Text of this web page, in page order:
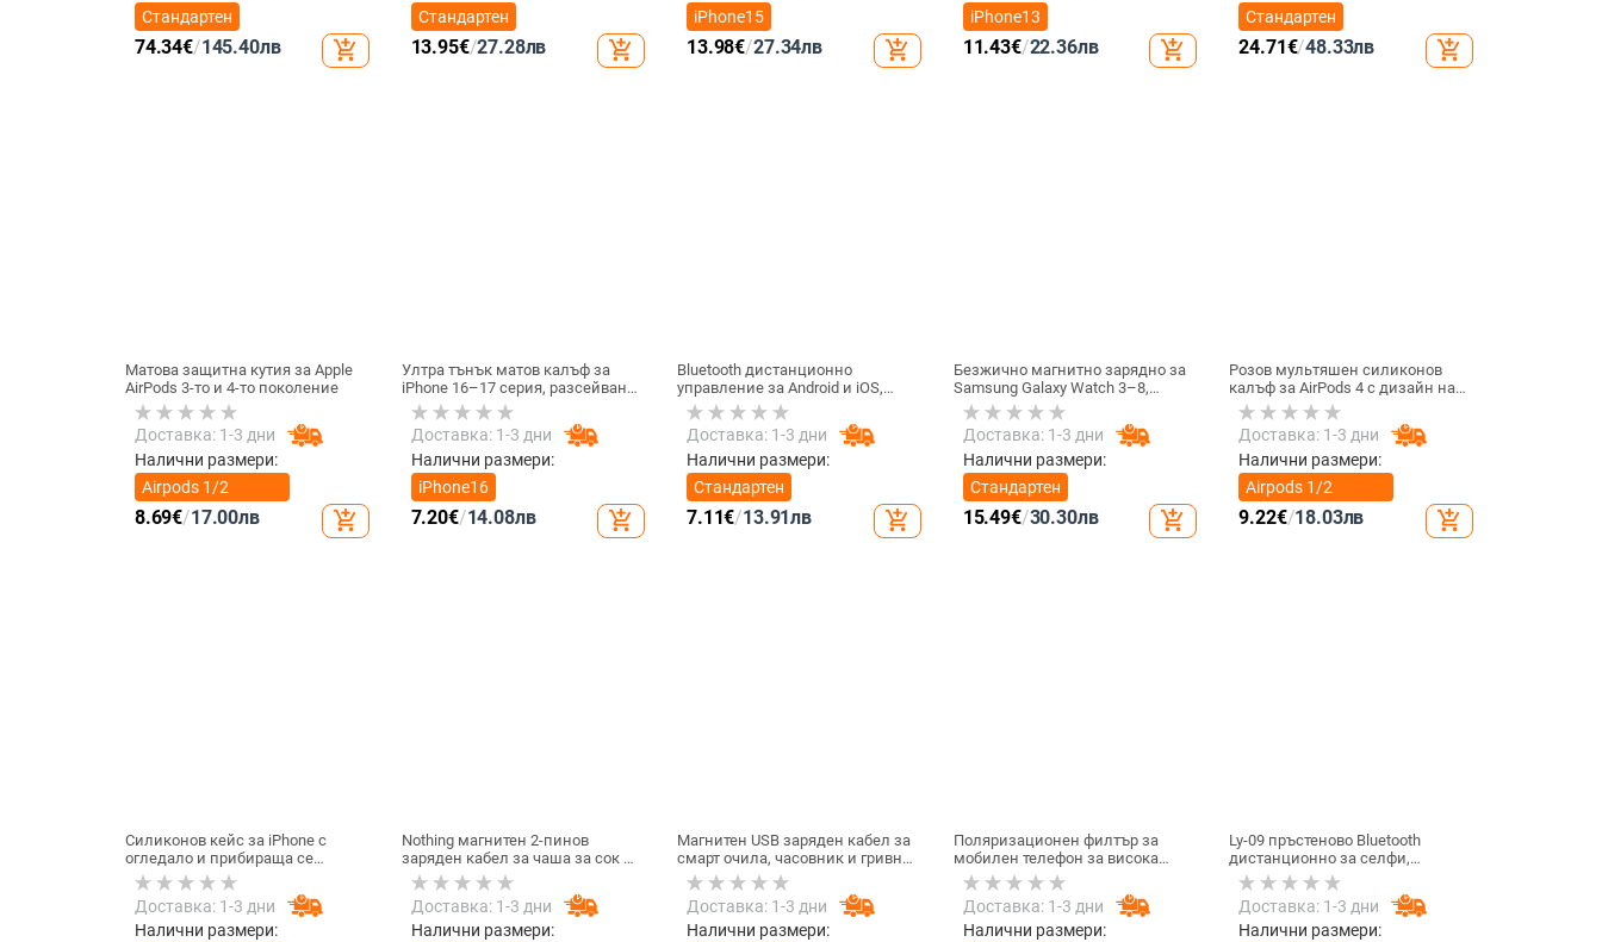
Стандартен
74.34€/145.40лв add_shopping_cart
Стандартен
13.95€/27.28лв add_shopping_cart
iPhone15
13.98€/27.34лв add_shopping_cart
iPhone13
11.43€/22.36лв add_shopping_cart
Стандартен
24.71€/48.33лв add_shopping_cart
Матова защитна кутия за Apple
AirPods 3-то и 4-то поколение
Доставка: 1-3 дни
Налични размери:
Airpods 1/2
поколение
8.69€/17.00лв add_shopping_cart
Ултра тънък матов калъф за
iPhone 16–17 серия, разсейване
на топлината, пълно покритие,
удароустойчив и устойчив на
отпечатъци
Доставка: 1-3 дни
Налични размери:
iPhone16
7.20€/14.08лв add_shopping_cart
Bluetooth дистанционно
управление за Android и iOS,
универсално за снимки и
видеозаписи, модел 6-key
tremolo, Vernon, ABS материал,
тегло 15 g
Доставка: 1-3 дни
Налични размери:
Стандартен
7.11€/13.91лв add_shopping_cart
Безжично магнитно зарядно за
Samsung Galaxy Watch 3–8,
Active 1/2 • QC2.0 • Магнитно
зареждане • 3W / 1A
Доставка: 1-3 дни
Налични размери:
Стандартен
15.49€/30.30лв add_shopping_cart
Розов мультяшен силиконов
калъф за AirPods 4 с дизайн на
котка
Доставка: 1-3 дни
Налични размери:
Airpods 1/2
поколение
9.22€/18.03лв add_shopping_cart
Силиконов кейс за iPhone с
огледало и прибираща се
подвижна стойка в дизайн на
петолъчка, съвместим с iPhone
13–17 Pro/Max
Доставка: 1-3 дни
Налични размери:
Nothing магнитен 2-пинов
заряден кабел за чаша за сок и
смарт часовник – 60 см, силен
магнит N52, 7,62 мм разстояние
между пиновете
Доставка: 1-3 дни
Налични размери:
Магнитен USB заряден кабел за
смарт очила, часовник и гривна
– едно към две, съвместим с
4.0-12.3, марка Rising Sun
Доставка: 1-3 дни
Налични размери:
Поляризационен филтър за
мобилен телефон за висока
резолюция — ND филтър, модел
GZM
Доставка: 1-3 дни
Налични размери:
Ly-09 пръстеново Bluetooth
дистанционно за селфи,
Bluetooth 5.3, ABS материал,
тегло 10
Доставка: 1-3 дни
Налични размери: